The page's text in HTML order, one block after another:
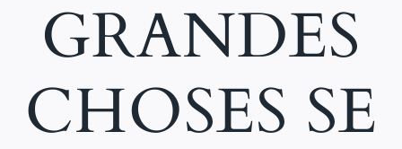
GRANDES
CHOSES SE